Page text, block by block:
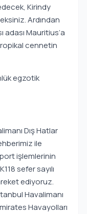
Kirindy
Ardından
adası Mauritius’a
cennetin
egzotik
Dış Hatlar
ile
işlemlerinin
sefer sayılı
ediyoruz.
Havalimanı
Havayolları